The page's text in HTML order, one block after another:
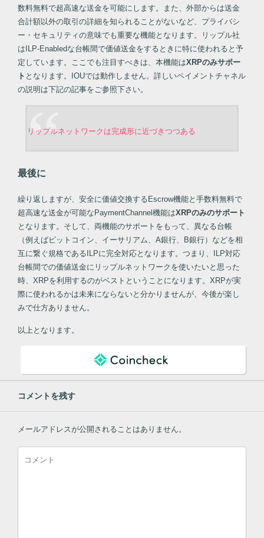
数料無料で超高速な送金を可能にします。また、外部からは送金
合計額以外の取引の詳細を知られることがないなど、プライバシ
ー・セキュリティの意味でも重要な機能となります。リップル社
はILP-Enabledな台帳間で価値送金をするときに特に使われると予
定しています。ここでも注目すべきは、本機能はXRPのみサポー
ト となります。IOUでは動作しません。詳しいペイメントチャネル
の説明は下記の記事をご参照下さい。
リップルネットワークは完成形に近づきつつある
最後に
繰り返しますが、安全に価値交換するEscrow機能と手数料無料で
超高速な送金が可能なPaymentChannel機能はXRPのみのサポート
となります。そして、両機能のサポートをもって、異なる台帳
（例えばビットコイン、イーサリアム、A銀行、B銀行）などを相
互に繋ぐ規格であるILPに完全対応となります。つまり、ILP対応
台帳間での価値送金にリップルネットワークを使いたいと思った
時、XRPを利用するのがベストということになります。XRPが実
際に使われるかは未来にならないと分かりませんが、今後が楽し
みで仕方ありません。
以上となります。
コメントを残す
メールアドレスが公開されることはありません。